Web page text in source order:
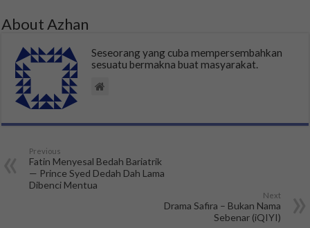
About Azhan
Seseorang yang cuba mempersembahkan
sesuatu bermakna buat masyarakat.
Previous
Fatin Menyesal Bedah Bariatrik
— Prince Syed Dedah Dah Lama
Dibenci Mentua
Next
Drama Safira – Bukan Nama
Sebenar (iQIYI)